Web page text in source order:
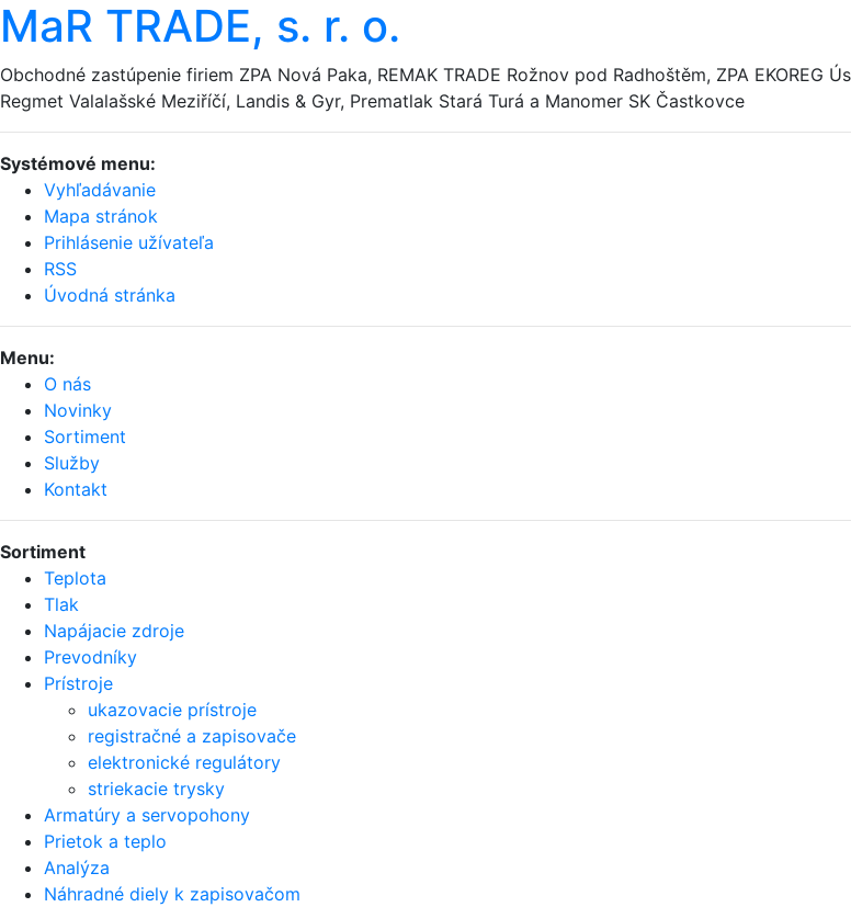
MaR TRADE, s. r. o.
Obchodné zastúpenie firiem ZPA Nová Paka, REMAK TRADE Rožnov pod Radhoštěm, ZPA EKOREG
Regmet Valalašské Meziříčí, Landis & Gyr, Prematlak Stará Turá a Manomer SK Častkovce
Systémové menu:
Vyhľadávanie
Mapa stránok
Prihlásenie užívateľa
RSS
Úvodná stránka
Menu:
O nás
Novinky
Sortiment
Služby
Kontakt
Sortiment
Teplota
Tlak
Napájacie zdroje
Prevodníky
Prístroje
ukazovacie prístroje
registračné a zapisovače
elektronické regulátory
striekacie trysky
Armatúry a servopohony
Prietok a teplo
Analýza
Náhradné diely k zapisovačom